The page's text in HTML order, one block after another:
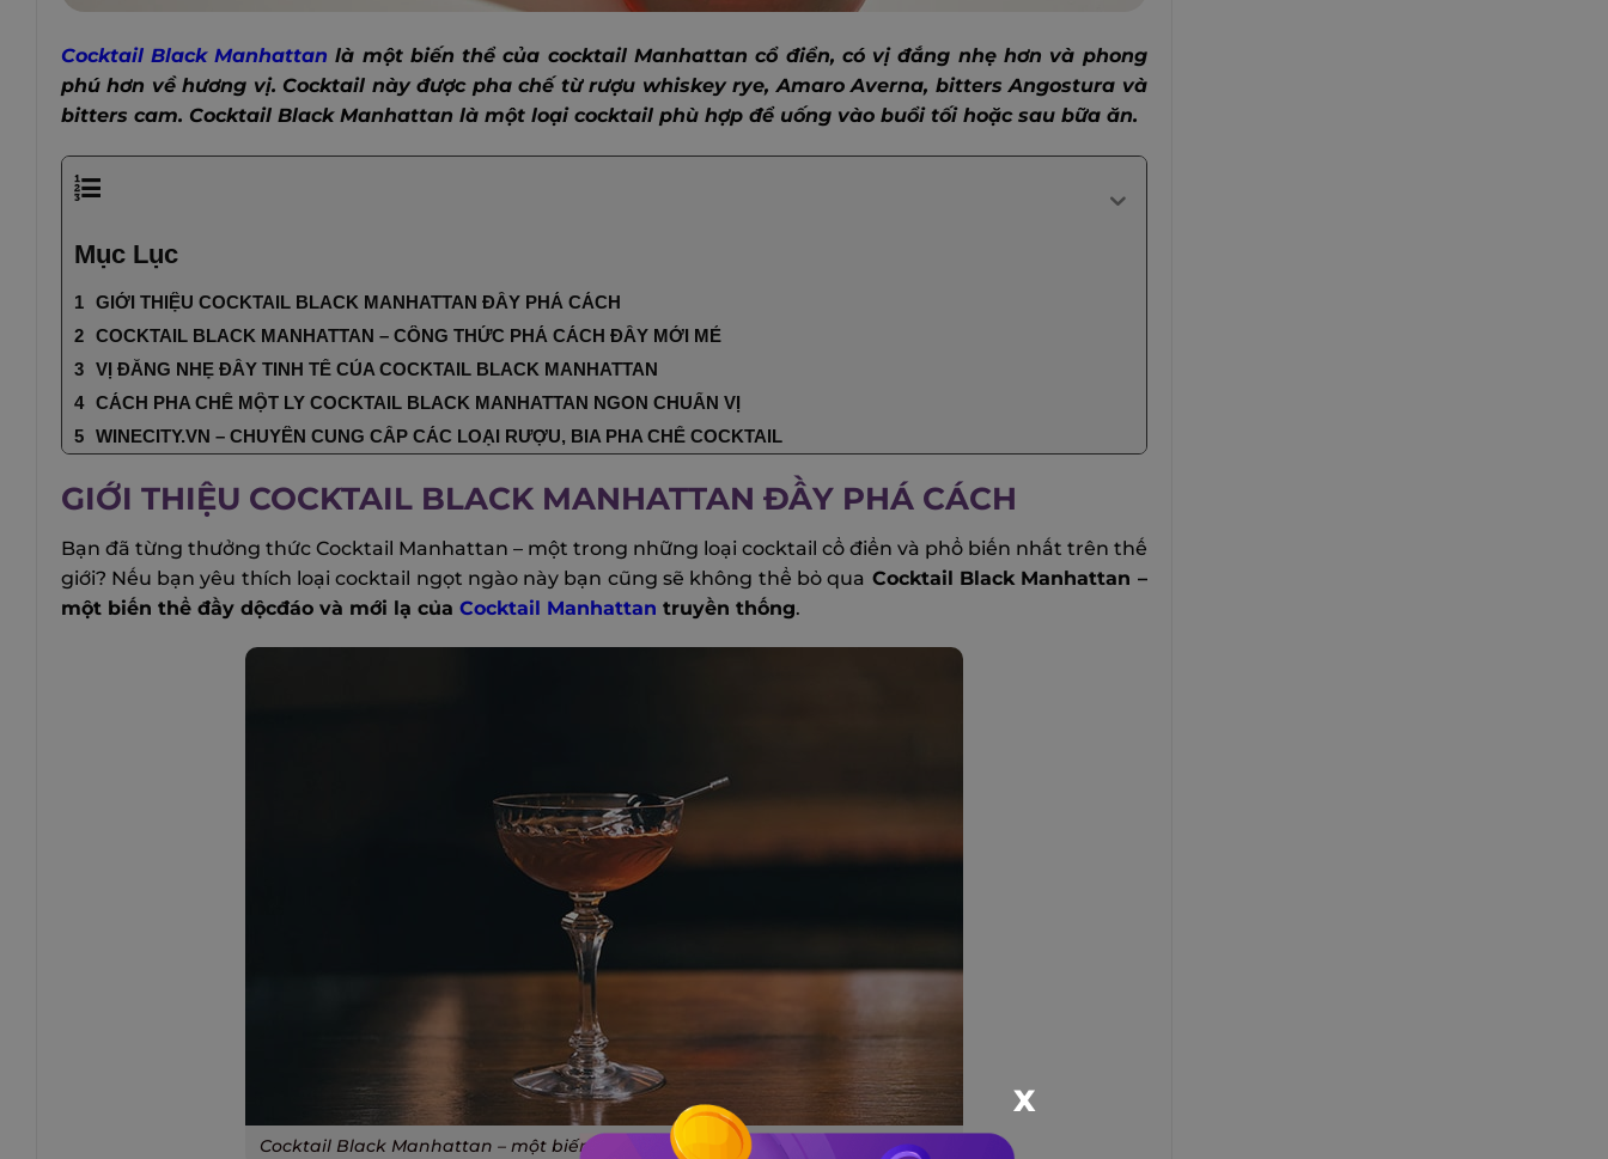
Cocktail Black Manhattan là một biến thể của cocktail Manhattan cổ điển, có vị đắng nhẹ hơn và phong
phú hơn về hương vị. Cocktail này được pha chế từ rượu whiskey rye, Amaro Averna, bitters Angostura và
bitters cam. Cocktail Black Manhattan là một loại cocktail phù hợp để uống vào buổi tối hoặc sau bữa ăn.
Mục Lục
GIỚI THIỆU COCKTAIL BLACK MANHATTAN ĐẦY PHÁ CÁCH
COCKTAIL BLACK MANHATTAN – CÔNG THỨC PHÁ CÁCH ĐẦY MỚI MẺ
VỊ ĐẮNG NHẸ ĐẦY TINH TẾ CỦA COCKTAIL BLACK MANHATTAN
CÁCH PHA CHẾ MỘT LY COCKTAIL BLACK MANHATTAN NGON CHUẨN VỊ
WINECITY.VN – CHUYÊN CUNG CẤP CÁC LOẠI RƯỢU, BIA PHA CHẾ COCKTAIL
GIỚI THIỆU COCKTAIL BLACK MANHATTAN ĐẦY PHÁ CÁCH
Bạn đã từng thưởng thức Cocktail Manhattan – một trong những loại cocktail cổ điển và phổ biến nhất trên thế
giới? Nếu bạn yêu thích loại cocktail ngọt ngào này bạn cũng sẽ không thể bỏ qua Cocktail Black Manhattan –
một biến thể đầy dộcđáo và mới lạ của Cocktail Manhattan truyền thống.
Cocktail Black Manhattan – một biến thể đầy mới mẻ của Manhattan cổ điển
X